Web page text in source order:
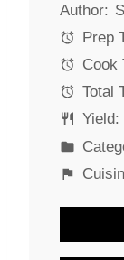
t
a
r
s
t
a
r
s
t
a
Author:
Prep
Cook
Total
Yield: